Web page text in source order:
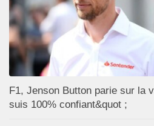
F1, Jenson Button parie sur la
suis 100% confiant&quot ;